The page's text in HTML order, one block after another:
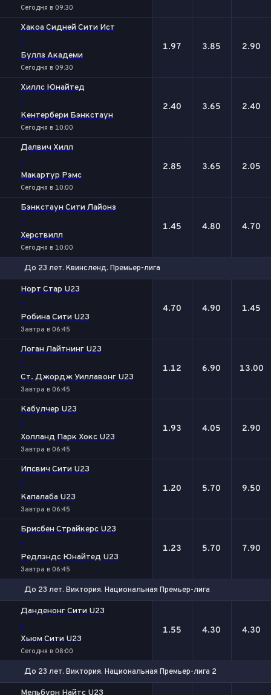
Сегодня в 09:30
Хакоа Сидней Сити Ист
-
Буллз Академи
Сегодня в 09:30
1.97 3.85 2.90
Хиллс Юнайтед
-
Кентербери Бэнкстаун
Сегодня в 10:00
2.40 3.65 2.40
Далвич Хилл
-
Макартур Рэмс
Сегодня в 10:00
2.85 3.65 2.05
Бэнкстаун Сити Лайонз
-
Херствилл
Сегодня в 10:00
1.45 4.80 4.70
До 23 лет. Квинсленд. Премьер-лига
Норт Стар U23
-
Робина Сити U23
Завтра в 06:45
4.70 4.90 1.45
Логан Лайтнинг U23
-
Ст. Джордж Уиллавонг U23
Завтра в 06:45
1.12 6.90 13.00
Кабулчер U23
-
Холланд Парк Хокс U23
Завтра в 06:45
1.93 4.05 2.90
Ипсвич Сити U23
-
Капалаба U23
Завтра в 06:45
1.20 5.70 9.50
Брисбен Страйкерс U23
-
Редлэндс Юнайтед U23
Завтра в 06:45
1.23 5.70 7.90
До 23 лет. Виктория. Национальная Премьер-лига
Данденонг Сити U23
-
Хьюм Сити U23
Сегодня в 08:00
1.55 4.30 4.30
До 23 лет. Виктория. Национальная Премьер-лига 2
Мельбурн Найтс U23